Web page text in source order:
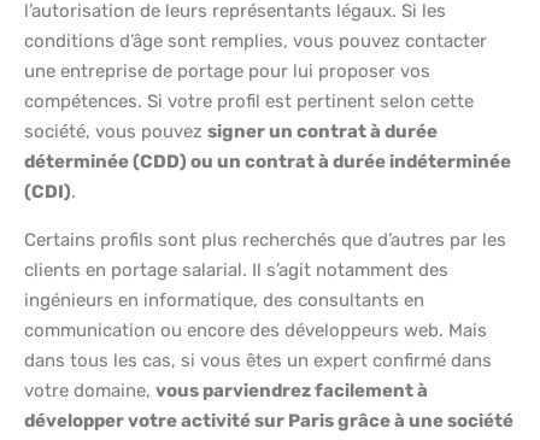
l’autorisation de leurs représentants légaux. Si les
conditions d’âge sont remplies, vous pouvez contacter
une entreprise de portage pour lui proposer vos
compétences. Si votre profil est pertinent selon cette
société, vous pouvez signer un contrat à durée
déterminée (CDD) ou un contrat à durée indéterminée
(CDI).
Certains profils sont plus recherchés que d’autres par les
clients en portage salarial. Il s’agit notamment des
ingénieurs en informatique, des consultants en
communication ou encore des développeurs web. Mais
dans tous les cas, si vous êtes un expert confirmé dans
votre domaine, vous parviendrez facilement à
développer votre activité sur Paris grâce à une société